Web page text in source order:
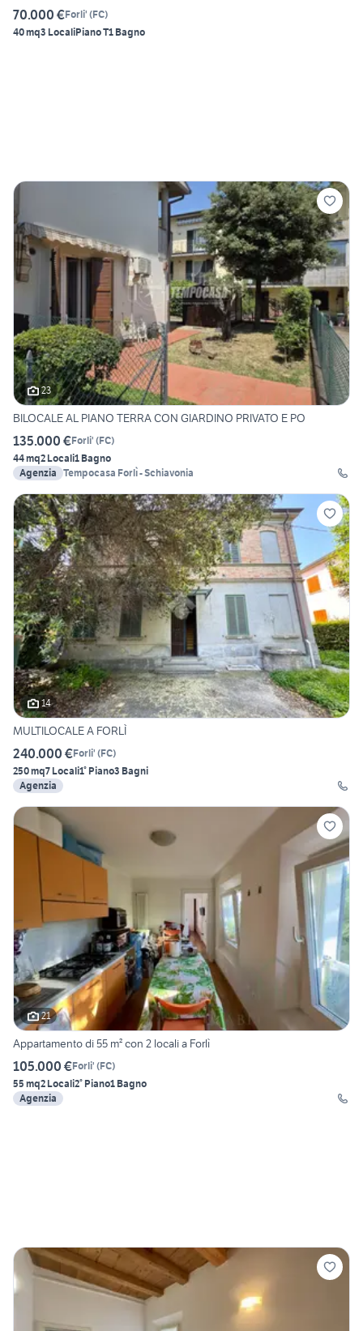
70.000 €Forli' (FC)
40 mq3 LocaliPiano T1 Bagno
23
BILOCALE AL PIANO TERRA CON GIARDINO PRIVATO E PO
135.000 €Forli' (FC)
44 mq2 Locali1 Bagno
Agenzia Tempocasa Forlì - Schiavonia
14
MULTILOCALE A FORLÌ
240.000 €Forli' (FC)
250 mq7 Locali1° Piano3 Bagni
Agenzia
21
Appartamento di 55 m² con 2 locali a Forlì
105.000 €Forli' (FC)
55 mq2 Locali2° Piano1 Bagno
Agenzia